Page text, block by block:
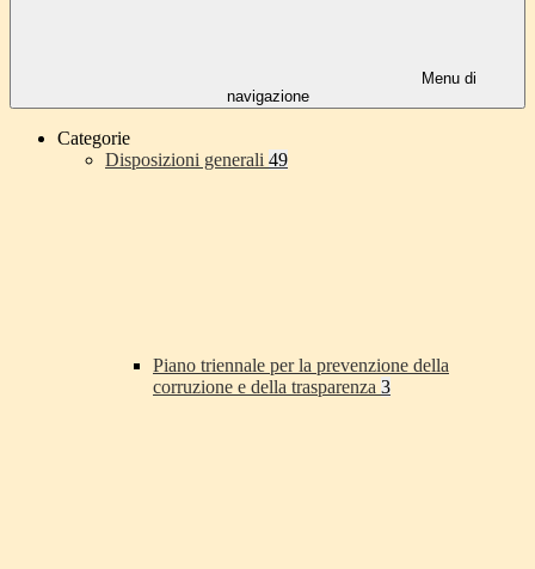
Menu di
navigazione
Categorie
Disposizioni generali 49
Piano triennale per la prevenzione della
corruzione e della trasparenza 3